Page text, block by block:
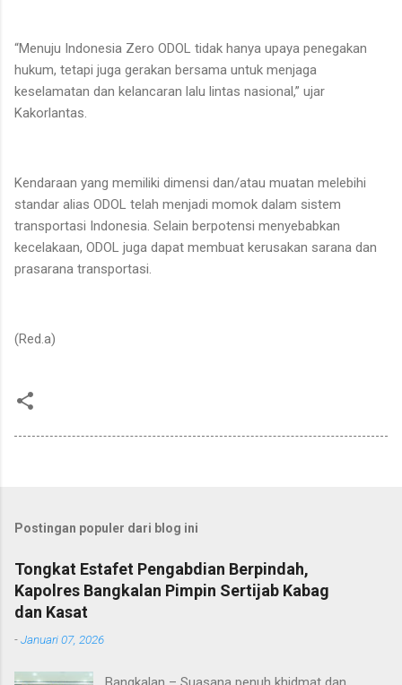
“Menuju Indonesia Zero ODOL tidak hanya upaya penegakan
hukum, tetapi juga gerakan bersama untuk menjaga
keselamatan dan kelancaran lalu lintas nasional,” ujar
Kakorlantas.
Kendaraan yang memiliki dimensi dan/atau muatan melebihi
standar alias ODOL telah menjadi momok dalam sistem
transportasi Indonesia. Selain berpotensi menyebabkan
kecelakaan, ODOL juga dapat membuat kerusakan sarana dan
prasarana transportasi.
(Red.a)
Postingan populer dari blog ini
Tongkat Estafet Pengabdian Berpindah,
Kapolres Bangkalan Pimpin Sertijab Kabag
dan Kasat
-Januari 07, 2026